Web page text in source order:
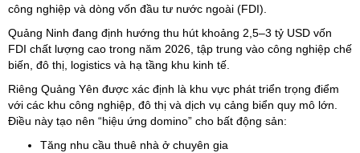
công nghiệp và dòng vốn đầu tư nước ngoài (FDI).
Quảng Ninh đang định hướng thu hút khoảng 2,5–3 tỷ USD vốn
FDI chất lượng cao trong năm 2026, tập trung vào công nghiệp chế
biến, đô thị, logistics và hạ tầng khu kinh tế.
Riêng Quảng Yên được xác định là khu vực phát triển trọng điểm
với các khu công nghiệp, đô thị và dịch vụ cảng biển quy mô lớn.
Điều này tạo nên “hiệu ứng domino” cho bất động sản:
Tăng nhu cầu thuê nhà ở chuyên gia